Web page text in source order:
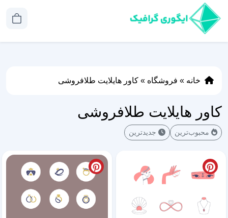
خانه » فروشگاه » کاور هایلایت طلافروشی
کاور هایلایت طلافروشی
محبوب‌ترین جدیدترین